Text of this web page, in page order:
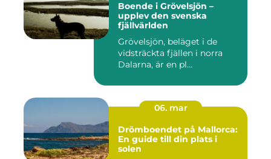
Boende i Grövelsjön –
upplev den svenska
fjällvärlden
Grövelsjön, beläget i de
vidsträckta fjällen i norra
Dalarna, är en pl...
06. mar
Drömboendet på Mallorca:
En guide till din plats i
solen